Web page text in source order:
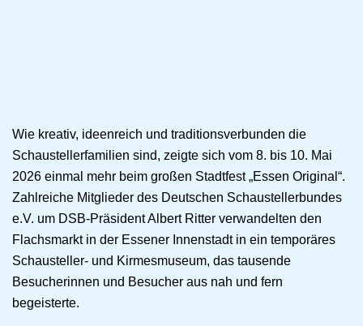
Wie kreativ, ideenreich und traditionsverbunden die
Schaustellerfamilien sind, zeigte sich vom 8. bis 10. Mai
2026 einmal mehr beim großen Stadtfest „Essen Original“.
Zahlreiche Mitglieder des Deutschen Schaustellerbundes
e.V. um DSB-Präsident Albert Ritter verwandelten den
Flachsmarkt in der Essener Innenstadt in ein temporäres
Schausteller- und Kirmesmuseum, das tausende
Besucherinnen und Besucher aus nah und fern
begeisterte.